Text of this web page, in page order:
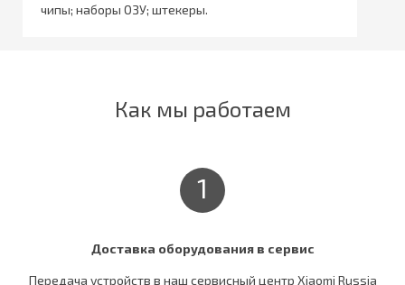
чипы; наборы ОЗУ; штекеры.
Как мы работаем
1
Доставка оборудования в сервис
Передача устройств в наш сервисный центр Xiaomi Russia